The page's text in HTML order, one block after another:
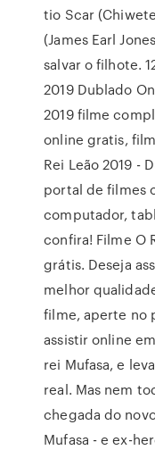
tio Scar
(James Earl
salvar o filhote.
2019 Dublado
2019 filme
online gratis,
Rei Leão 2019 -
portal de filmes
computador,
confira! Filme O
grátis. Deseja
melhor
filme, aperte no
assistir online
rei Mufasa, e
real. Mas nem
chegada do
Mufasa - e ex-